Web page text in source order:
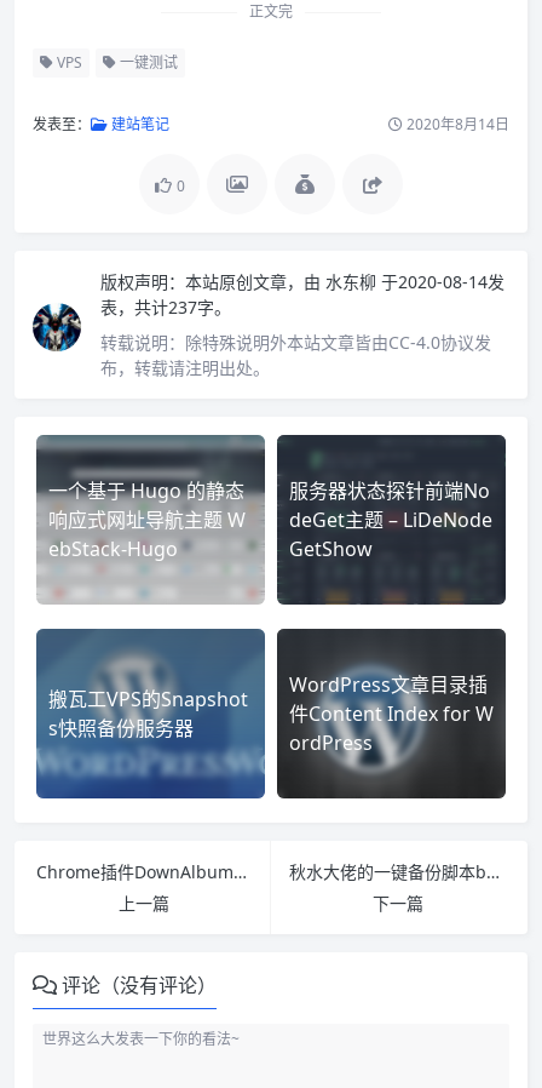
正文完
VPS 一键测试
发表至： 建站笔记 2020年8月14日
0
版权声明： 本站原创文章，由 水东柳 于2020-08-14发
表，共计237字。
转载说明： 除特殊说明外本站文章皆由CC-4.0协议发
布，转载请注明出处。
一个基于 Hugo 的静态
响应式网址导航主题 W
ebStack-Hugo
服务器状态探针前端No
deGet主题 – LiDeNode
GetShow
搬瓦工VPS的Snapshot
s快照备份服务器
WordPress文章目录插
件Content Index for W
ordPress
Chrome插件DownAlbum：pinterest相册图片批量下载
上一篇
秋水大佬的一键备份脚本backup.sh
下一篇
评论（没有评论）